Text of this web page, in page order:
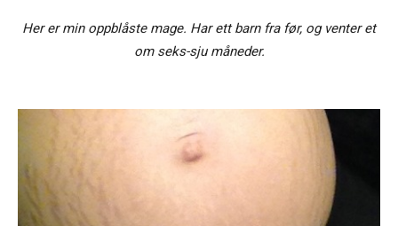
Her er min oppblåste mage. Har ett barn fra før, og venter et
om seks-sju måneder.